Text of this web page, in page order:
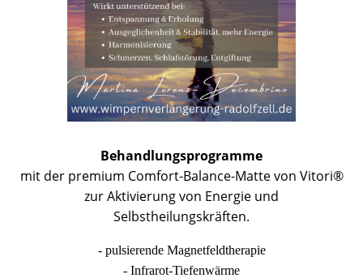
Behandlungsprogramme
mit der premium Comfort-Balance-Matte von Vitori®
zur Aktivierung von Energie und
Selbstheilungskräften.
- pulsierende Magnetfeldtherapie
- Infrarot-Tiefenwärme